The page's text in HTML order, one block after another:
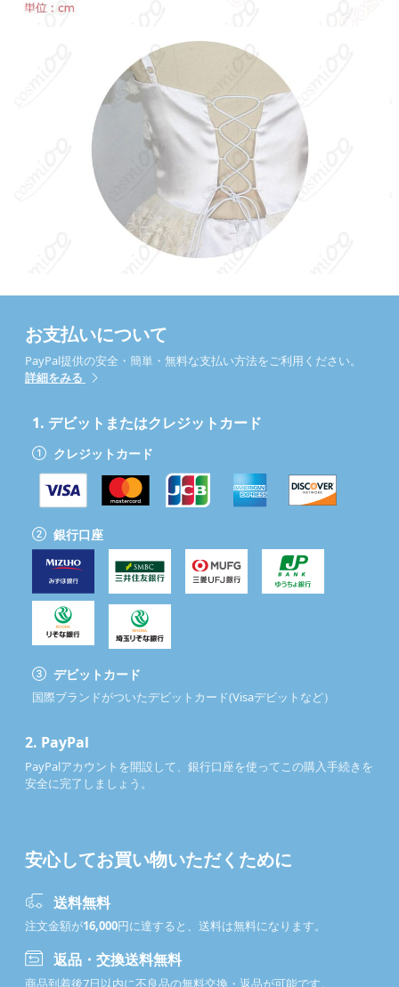
お支払いについて
PayPal提供の安全・簡単・無料な支払い方法をご利用ください。
詳細をみる
1. デビットまたはクレジットカード
クレジットカード
銀行口座
デビットカード
国際ブランドがついたデビットカード(Visaデビットなど）
2. PayPal
PayPalアカウントを開設して、銀行口座を使ってこの購入手続きを
安全に完了しましょう。
安心してお買い物いただくために
送料無料
注文金額が16,000円に達すると、送料は無料になります。
返品・交換送料無料
商品到着後7日以内に不良品の無料交換・返品が可能です。